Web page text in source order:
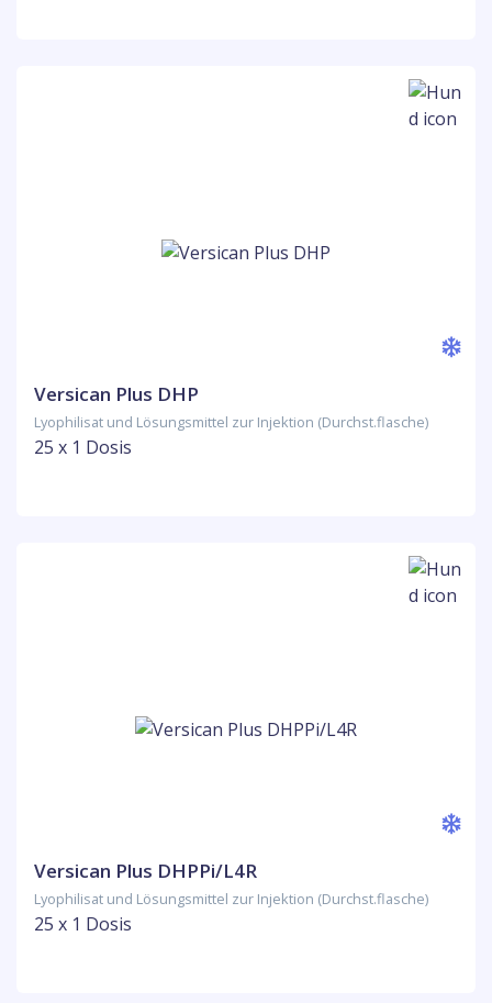
Versican Plus DHP
Lyophilisat und Lösungsmittel zur Injektion (Durchst.flasche)
25 x 1 Dosis
Versican Plus DHPPi/L4R
Lyophilisat und Lösungsmittel zur Injektion (Durchst.flasche)
25 x 1 Dosis